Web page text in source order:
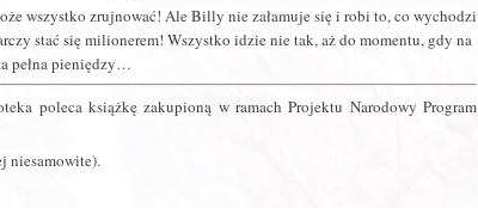
wszystko zrujnować! Ale Billy nie załamuje się i robi to, co wychodzi
stać się milionerem! Wszystko idzie nie tak, aż do momentu, gdy na
pełna pieniędzy…
poleca książkę zakupioną w ramach Projektu Narodowy Program
niesamowite).